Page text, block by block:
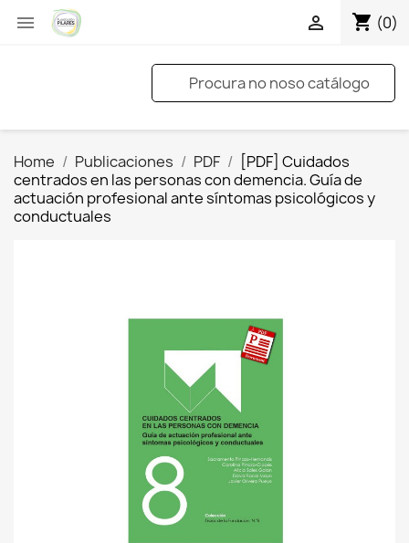
 shopping_cart (0)

Home Publicaciones PDF
[PDF] Cuidados
centrados en las personas con demencia. Guía de
actuación profesional ante síntomas psicológicos y
conductuales